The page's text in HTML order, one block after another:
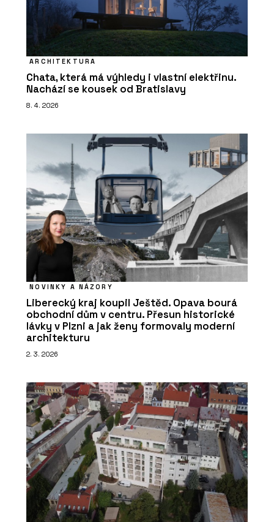
ARCHITEKTURA
Chata, která má výhledy i vlastní elektřinu.
Nachází se kousek od Bratislavy
8. 4. 2026
NOVINKY A NÁZORY
Liberecký kraj koupil Ještěd. Opava bourá
obchodní dům v centru. Přesun historické
lávky v Plzni a jak ženy formovaly moderní
architekturu
2. 3. 2026